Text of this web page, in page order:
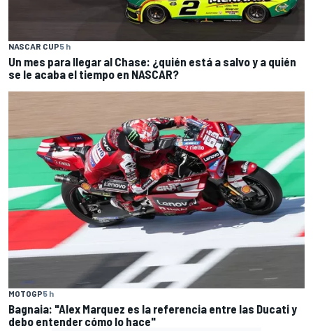
NASCAR CUP5 h
Un mes para llegar al Chase: ¿quién está a salvo y a quién
se le acaba el tiempo en NASCAR?
MOTOGP5 h
Bagnaia: "Alex Marquez es la referencia entre las Ducati y
debo entender cómo lo hace"